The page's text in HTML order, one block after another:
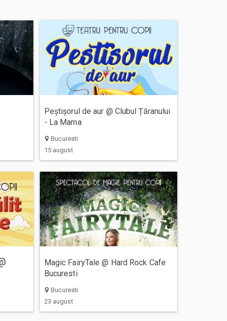
Peștișorul de aur @ Clubul Țăranului
- La Mama
Bucuresti
15 august
Magic FairyTale @ Hard Rock Cafe
Bucuresti
Bucuresti
23 august